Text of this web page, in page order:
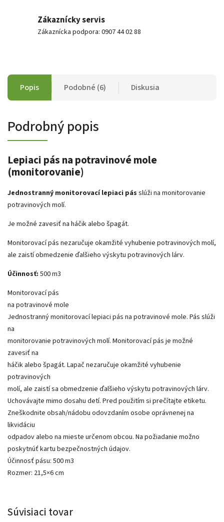
Zákaznícky servis
Zákaznícka podpora: 0907 44 02 88
Popis Podobné (6) Diskusia
Podrobný popis
Lepiaci pás na potravinové mole
(monitorovanie)
Jednostranný monitorovací lepiaci pás slúži na monitorovanie
potravinových molí.
Je možné zavesiť na háčik alebo špagát.
Monitorovací pás nezaručuje okamžité vyhubenie potravinových molí,
ale zaistí obmedzenie ďalšieho výskytu potravinových lárv.
Účinnosť: 500 m3
Monitorovací pás
na potravinové mole
Jednostranný monitorovací lepiaci pás na potravinové mole. Pás slúži
na
monitorovanie potravinových molí. Monitorovací pás je možné
zavesiť na
háčik alebo špagát. Lapač nezaručuje okamžité vyhubenie
potravinových
molí, ale zaistí sa obmedzenie ďalšieho výskytu potravinových lárv.
Uchovávajte mimo dosahu detí. Pred použitím si prečítajte etiketu.
Zneškodnite obsah/nádobu odovzdaním osobe oprávnenej na
likvidáciu
odpadov alebo na mieste určenom obcou. Na požiadanie možno
poskytnúť kartu bezpečnostných údajov.
Účinnosť pásu: 500 m3
Rozmer: 21,5×6 cm
Súvisiaci tovar